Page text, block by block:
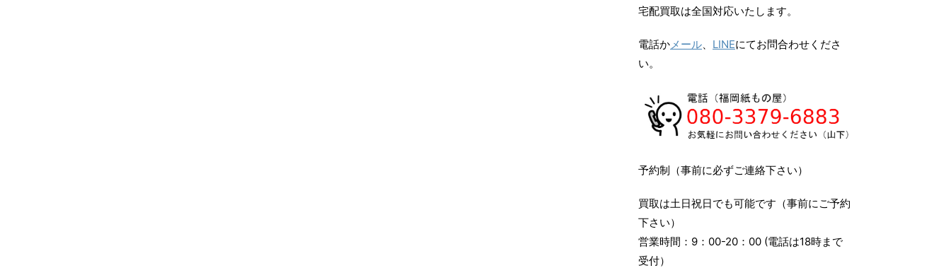
宅配買取は全国対応いたします。
電話かメール、 LINEにてお問合わせくださ
い。
予約制（事前に必ずご連絡下さい）
買取は土日祝日でも可能です（事前にご予約
下さい）
営業時間：9：00-20：00 (電話は18時まで
受付）